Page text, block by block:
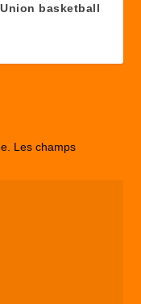
basketball
Les champs